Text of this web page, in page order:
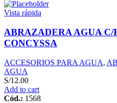
Vista rápida
ABRAZADERA AGUA C/
CONCYSSA
ACCESORIOS PARA AGUA,
AGUA
S/12.00
Add to cart
Cód.: 1568